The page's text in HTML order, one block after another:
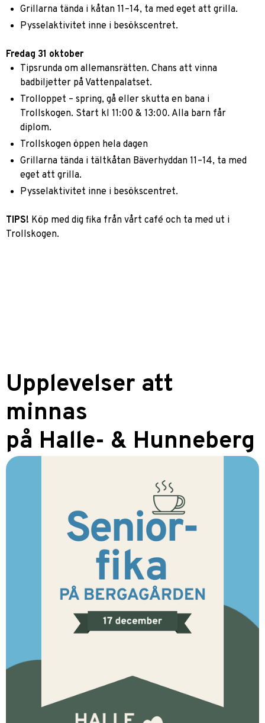
Grillarna tända i kåtan 11–14, ta med eget att grilla.
Pysselaktivitet inne i besökscentret.
Fredag 31 oktober
Tipsrunda om allemansrätten. Chans att vinna
badbiljetter på Vattenpalatset.
Trolloppet – spring, gå eller skutta en bana i
Trollskogen. Start kl 11:00 & 13:00. Alla barn får
diplom.
Trollskogen öppen hela dagen
Grillarna tända i tältkåtan Bäverhyddan 11–14, ta med
eget att grilla.
Pysselaktivitet inne i besökscentret.
TIPS! Köp med dig fika från vårt café och ta med ut i
Trollskogen.
Upplevelser att
minnas
på Halle- & Hunneberg